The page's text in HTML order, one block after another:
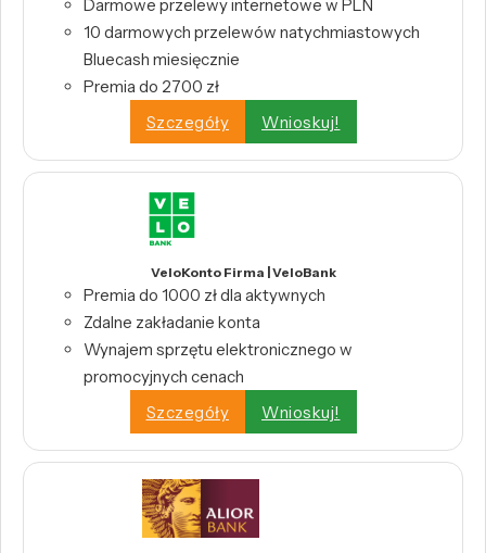
Darmowe przelewy internetowe w PLN
10 darmowych przelewów natychmiastowych
Bluecash miesięcznie
Premia do 2700 zł
Szczegóły
Wnioskuj!
VeloKonto Firma | VeloBank
Premia do 1000 zł dla aktywnych
Zdalne zakładanie konta
Wynajem sprzętu elektronicznego w
promocyjnych cenach
Szczegóły
Wnioskuj!